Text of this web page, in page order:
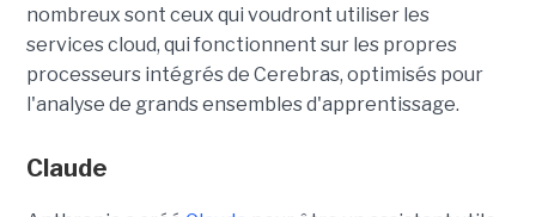
nombreux sont ceux qui voudront utiliser les
services cloud, qui fonctionnent sur les propres
processeurs intégrés de Cerebras, optimisés pour
l'analyse de grands ensembles d'apprentissage.
Claude